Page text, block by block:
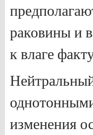
раковины и
к влаге
изменения